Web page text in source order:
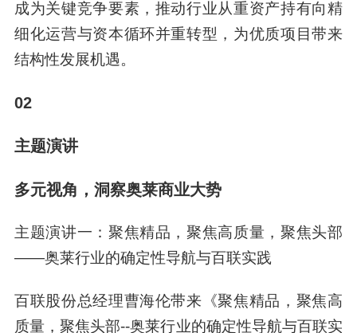
成为关键竞争要素，推动行业从重资产持有向精
细化运营与资本循环并重转型，为优质项目带来
结构性发展机遇。
02
主题演讲
多元视角，洞察奥莱商业大势
主题演讲一：聚焦精品，聚焦高质量，聚焦头部
——奥莱行业的确定性导航与百联实践
百联股份总经理曹海伦带来《聚焦精品，聚焦高
质量，聚焦头部--奥莱行业的确定性导航与百联实